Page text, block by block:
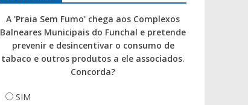
A 'Praia Sem Fumo' chega aos Complexos
Balneares Municipais do Funchal e pretende
prevenir e desincentivar o consumo de
tabaco e outros produtos a ele associados.
Concorda?
SIM